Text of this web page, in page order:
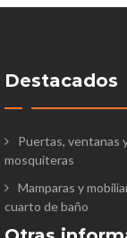
Destacados
Puertas, ventanas
mosquiteras
Mamparas y
cuarto de baño